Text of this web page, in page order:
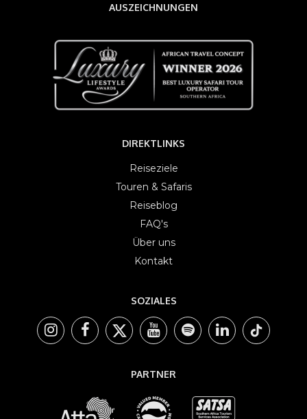
AUSZEICHNUNGEN
DIREKTLINKS
Reiseziele
Touren & Safaris
Reiseblog
FAQ's
Über uns
Kontakt
SOZIALES
PARTNER